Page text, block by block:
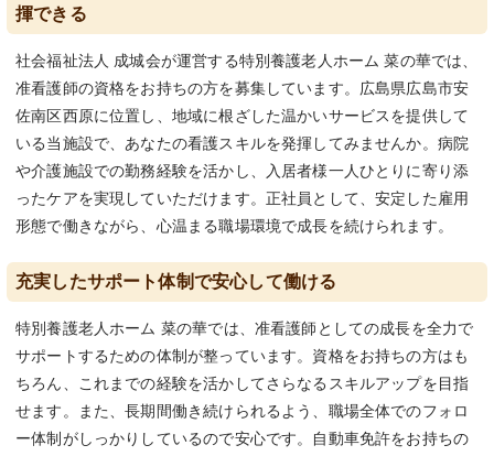
揮できる
社会福祉法人 成城会が運営する特別養護老人ホーム 菜の華では、
准看護師の資格をお持ちの方を募集しています。広島県広島市安
佐南区西原に位置し、地域に根ざした温かいサービスを提供して
いる当施設で、あなたの看護スキルを発揮してみませんか。病院
や介護施設での勤務経験を活かし、入居者様一人ひとりに寄り添
ったケアを実現していただけます。正社員として、安定した雇用
形態で働きながら、心温まる職場環境で成長を続けられます。
充実したサポート体制で安心して働ける
特別養護老人ホーム 菜の華では、准看護師としての成長を全力で
サポートするための体制が整っています。資格をお持ちの方はも
ちろん、これまでの経験を活かしてさらなるスキルアップを目指
せます。また、長期間働き続けられるよう、職場全体でのフォロ
ー体制がしっかりしているので安心です。自動車免許をお持ちの